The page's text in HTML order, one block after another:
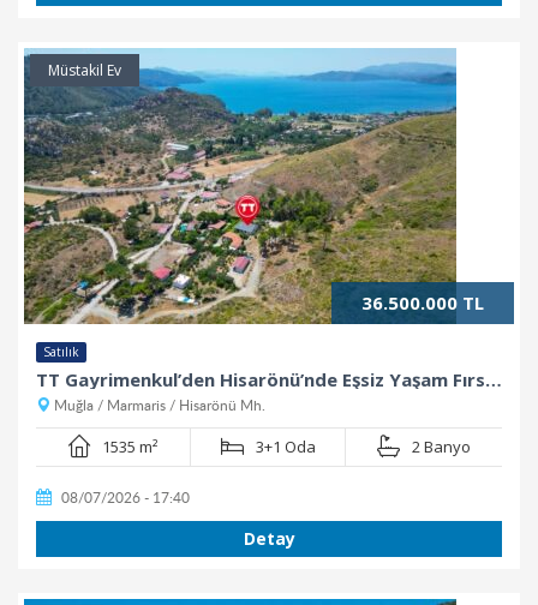
Müstakil Ev
36.500.000 TL
Satılık
TT Gayrimenkul’den Hisarönü’nde Eşsiz Yaşam Fırsatı!
Muğla / Marmaris / Hisarönü Mh.
1535 m² 3+1 Oda 2 Banyo
08/07/2026 - 17:40
Detay